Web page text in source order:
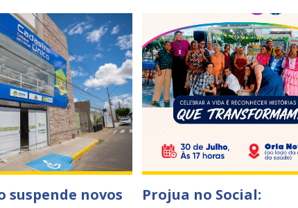
suspende novos
Projua no Social: